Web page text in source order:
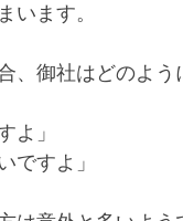
います。
、御社はどのよう
よ」
ですよ」